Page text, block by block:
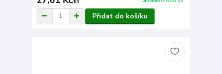
Přidat do košíku